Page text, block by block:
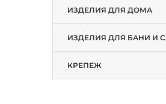
ИЗДЕЛИЯ ДЛЯ ДОМА
ИЗДЕЛИЯ ДЛЯ БАНИ И
КРЕПЕЖ